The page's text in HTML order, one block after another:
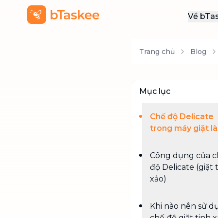
Về
Trang chủ Blog
Mục lục
Chế độ Delicate
trong máy giặt là
Công dụng của
độ Delicate (giặt
xảo)
Khi nào nên sử